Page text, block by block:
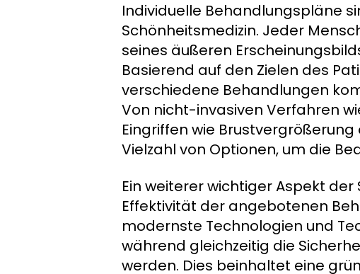
Individuelle Behandlungspläne
Schönheitsmedizin. Jeder
seines äußeren
Basierend auf den Zielen des
verschiedene Behandlungen
Von nicht-invasiven Verfahren
Eingriffen wie
Vielzahl von Optionen, um die
Ein weiterer wichtiger Aspekt
Effektivität der angebotenen
modernste Technologien und
während gleichzeitig die
werden. Dies beinhaltet eine